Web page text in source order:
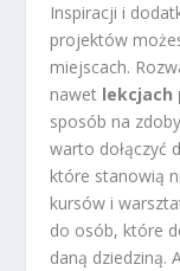
Inspiracji i
projektów
miejscach.
nawet lekcjach
sposób na
warto dołączyć
które stanowią
kursów i
do osób, które
daną dziedziną.